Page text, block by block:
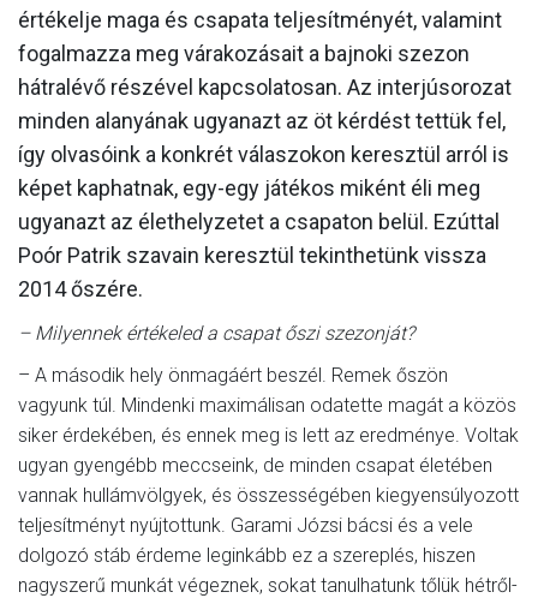
értékelje maga és csapata teljesítményét, valamint
fogalmazza meg várakozásait a bajnoki szezon
hátralévő részével kapcsolatosan. Az interjúsorozat
minden alanyának ugyanazt az öt kérdést tettük fel,
így olvasóink a konkrét válaszokon keresztül arról is
képet kaphatnak, egy-egy játékos miként éli meg
ugyanazt az élethelyzetet a csapaton belül. Ezúttal
Poór Patrik szavain keresztül tekinthetünk vissza
2014 őszére.
– Milyennek értékeled a csapat őszi szezonját?
– A második hely önmagáért beszél. Remek őszön
vagyunk túl. Mindenki maximálisan odatette magát a közös
siker érdekében, és ennek meg is lett az eredménye. Voltak
ugyan gyengébb meccseink, de minden csapat életében
vannak hullámvölgyek, és összességében kiegyensúlyozott
teljesítményt nyújtottunk. Garami Józsi bácsi és a vele
dolgozó stáb érdeme leginkább ez a szereplés, hiszen
nagyszerű munkát végeznek, sokat tanulhatunk tőlük hétről-